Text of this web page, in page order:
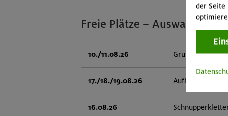
Freie Plätze – Auswahl
10./11.08.26 Grundkurs
17./18./19.08.26 Aufbaukurs
16.08.26
der Seite